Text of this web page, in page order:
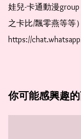
娃兒-卡通動漫
之卡比/飄零燕等等）
https://
你可能感興趣